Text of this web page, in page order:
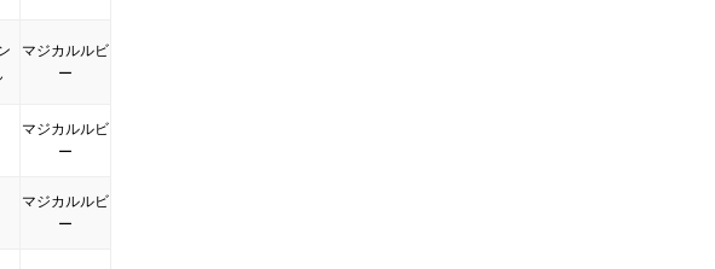
マジカルルビ
ー
マジカルルビ
ー
マジカルルビ
ー